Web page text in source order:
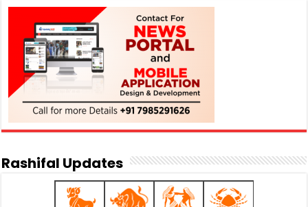
Rashifal Updates